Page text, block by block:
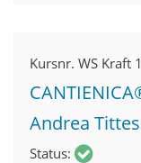
Kursnr. WS Kraft
Andrea Tittes
Status